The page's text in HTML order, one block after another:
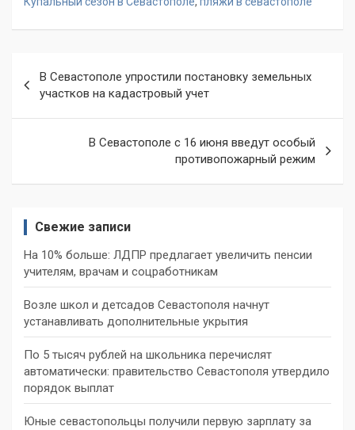
по
записям
В Севастополе упростили постановку земельных
участков на кадастровый учет
В Севастополе с 16 июня введут особый
противопожарный режим
Свежие записи
На 10% больше: ЛДПР предлагает увеличить пенсии
учителям, врачам и соцработникам
Возле школ и детсадов Севастополя начнут
устанавливать дополнительные укрытия
По 5 тысяч рублей на школьника перечислят
автоматически: правительство Севастополя утвердило
порядок выплат
Юные севастопольцы получили первую зарплату за